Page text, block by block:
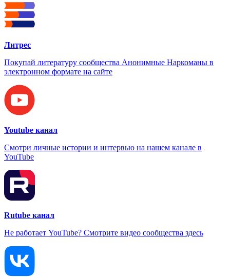
Литрес
Покупай литературу сообщества Анонимные Наркоманы в
электронном формате на сайте
Youtube канал
Смотри личные истории и интервью на нашем канале в
YouTube
Rutube канал
Не работает YouTube? Смотрите видео сообщества здесь